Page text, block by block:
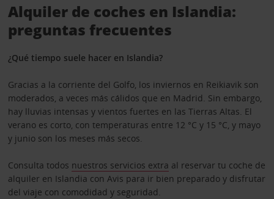
Alquiler de coches en Islandia:
preguntas frecuentes
¿Qué tiempo suele hacer en Islandia?
Gracias a la corriente del Golfo, los inviernos en Reikiavik son
moderados, a veces más cálidos que en Madrid. Sin embargo,
hay lluvias intensas y vientos fuertes en las Tierras Altas. El
verano es corto, con temperaturas entre 12 °C y 15 °C, y mayo
y junio son los meses más secos.
Consulta todos nuestros servicios extra al reservar tu coche de
alquiler en Islandia con Avis para ir bien preparado y disfrutar
del viaje con comodidad y seguridad.